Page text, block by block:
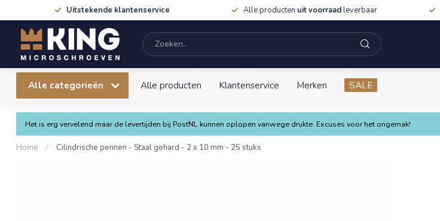
Uitstekende klantenservice Alle producten uit voorraadleverbaar
Alle categorieën Alle producten Klantenservice Merken SALE
Het is erg vervelend maar de levertijden bij PostNL kunnen oplopen vanwege drukte. Excuses voor het ongemak!
Home / Cilindrische pennen - Staal gehard - 2 x 10 mm - 25 stuks